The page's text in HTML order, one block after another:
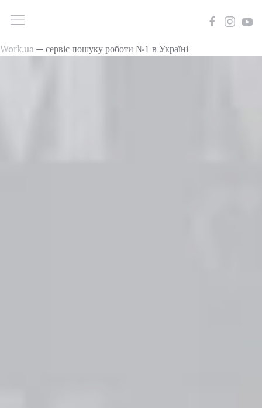
Work.ua— сервіс пошуку роботи №1 в Україні